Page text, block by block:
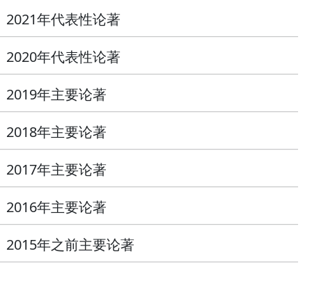
2021年代表性论著
2020年代表性论著
2019年主要论著
2018年主要论著
2017年主要论著
2016年主要论著
2015年之前主要论著